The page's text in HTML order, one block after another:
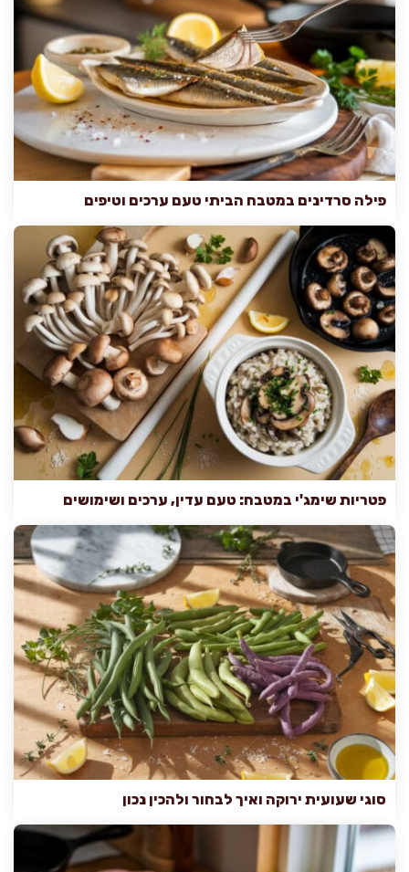
פילה סרדינים במטבח הביתי טעם ערכים וטיפים
פטריות שימג'י במטבח: טעם עדין, ערכים ושימושים
סוגי שעועית ירוקה ואיך לבחור ולהכין נכון